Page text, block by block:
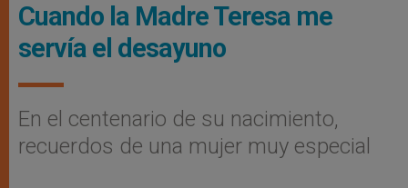
Cuando la Madre Teresa me
servía el desayuno
En el centenario de su nacimiento,
recuerdos de una mujer muy especial